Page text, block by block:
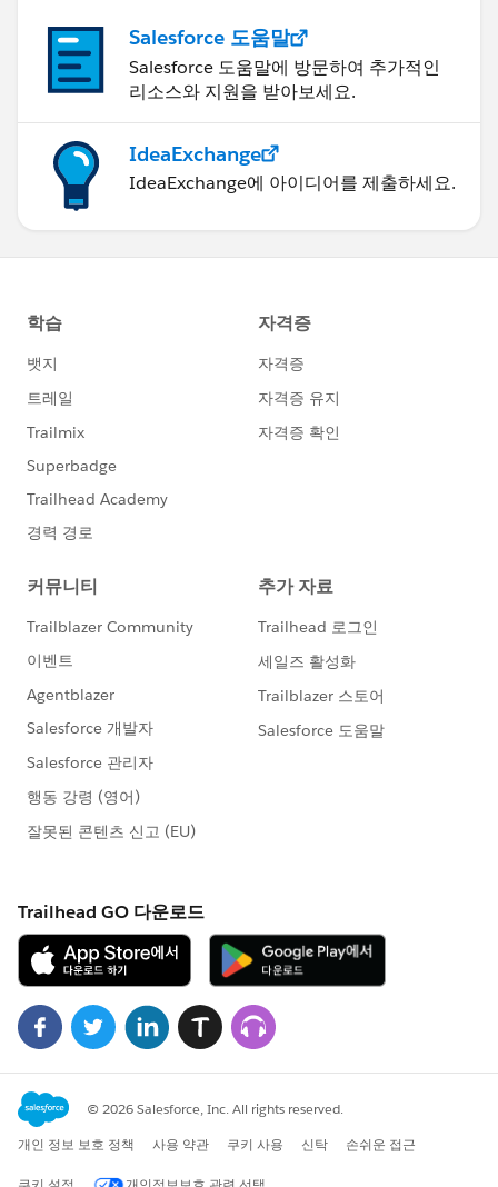
Salesforce 도움말
Salesforce 도움말에 방문하여 추가적인
리소스와 지원을 받아보세요.
IdeaExchange
IdeaExchange에 아이디어를 제출하세요.